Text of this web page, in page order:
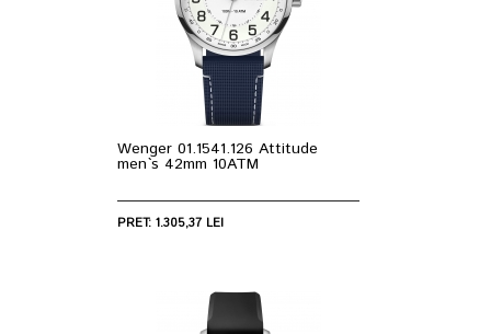
Wenger 01.1541.126 Attitude
men`s 42mm 10ATM
PRET: 1.305,37 LEI